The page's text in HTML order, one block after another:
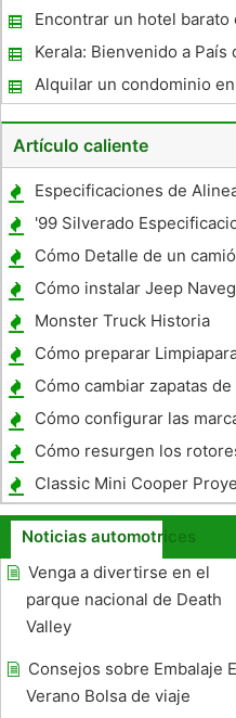
Encontrar un hotel barato
Kerala: Bienvenido a País
Alquilar un condominio
Artículo caliente
Especificaciones de
1992 Ford Rangers
'99 Silverado
Cómo Detalle de un
Cómo instalar Jeep
Monster Truck Historia
Cómo preparar
para el invierno de
Cómo cambiar zapatas
Nissan Frontier
Cómo configurar las
sincronización de
de Cummins 12 5.9
Cómo resurgen los
Classic Mini Cooper
Noticias automotrices
Venga a divertirse en el
parque nacional de Death
Valley
Consejos sobre Embalaje
Verano Bolsa de viaje